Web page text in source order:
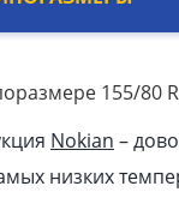
155/80
Nokian –
низких